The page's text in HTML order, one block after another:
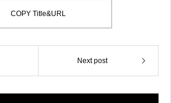
COPY Title&URL
Next post